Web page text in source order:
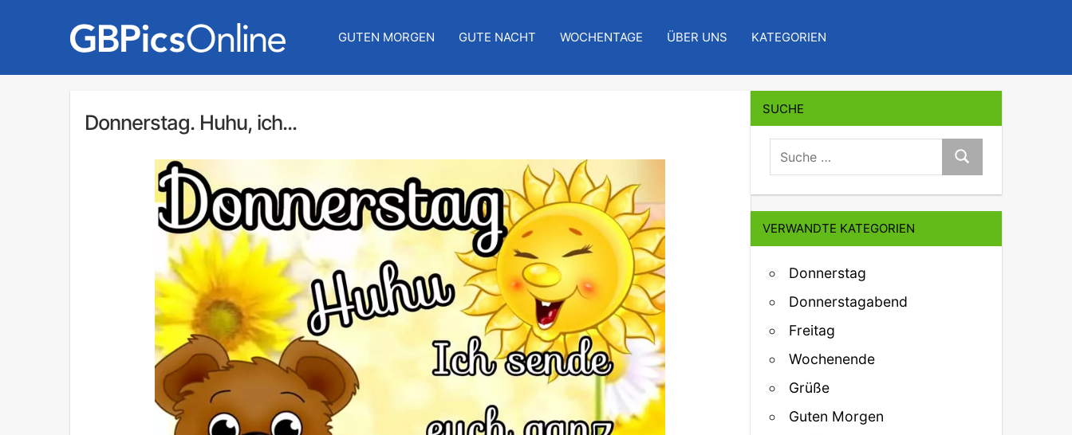
GUTEN MORGEN GUTE NACHT WOCHENTAGE ÜBER UNS KATEGORIEN
Donnerstag. Huhu, ich...
SUCHE
suche:
Suche
VERWANDTE KATEGORIEN
Donnerstag
Donnerstagabend
Freitag
Wochenende
Grüße
Guten Morgen